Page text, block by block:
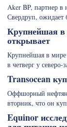
Aker BP, партнер
Свердруп,
Крупнейшая
открывает
Крупнейшая в мире
в четверг у
Transocean
Оффшорный
вторник, что он
Equinor